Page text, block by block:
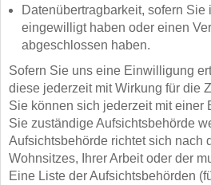
Datenübertragbarkeit, sofern
eingewilligt haben oder einen
abgeschlossen haben.
Sofern Sie uns eine Einwilligung
diese jederzeit mit Wirkung für die
Sie können sich jederzeit mit einer
Sie zuständige Aufsichtsbehörde
Aufsichtsbehörde richtet sich nach
Wohnsitzes, Ihrer Arbeit oder der
Eine Liste der Aufsichtsbehörden